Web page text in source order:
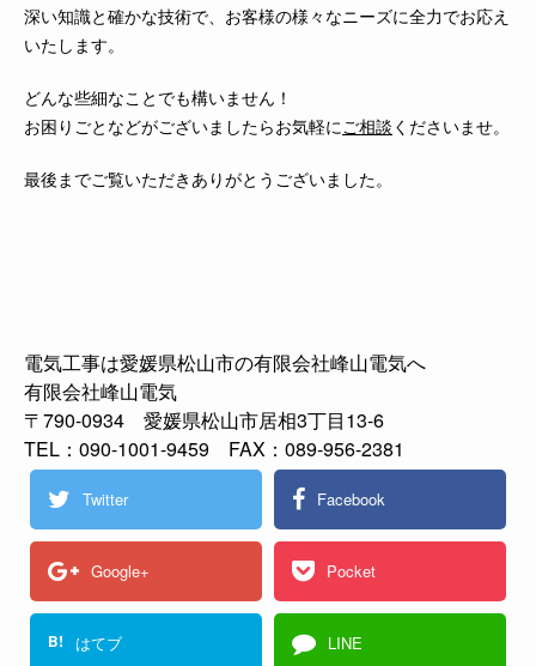
深い知識と確かな技術で、お客様の様々なニーズに全力でお応え
いたします。
どんな些細なことでも構いません！
お困りごとなどがございましたらお気軽に ご相談 くださいませ。
最後までご覧いただきありがとうございました。
電気工事は愛媛県松山市の有限会社峰山電気へ
有限会社峰山電気
〒790-0934 愛媛県松山市居相3丁目13-6
TEL：090-1001-9459 FAX：089-956-2381
Twitter Facebook
Google+ Pocket
B! はてブ LINE